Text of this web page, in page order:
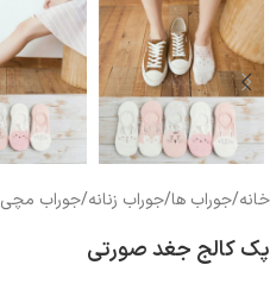
خانه/جوراب ها/جوراب زنانه/جوراب مچی
پک کالج جغد صورتی